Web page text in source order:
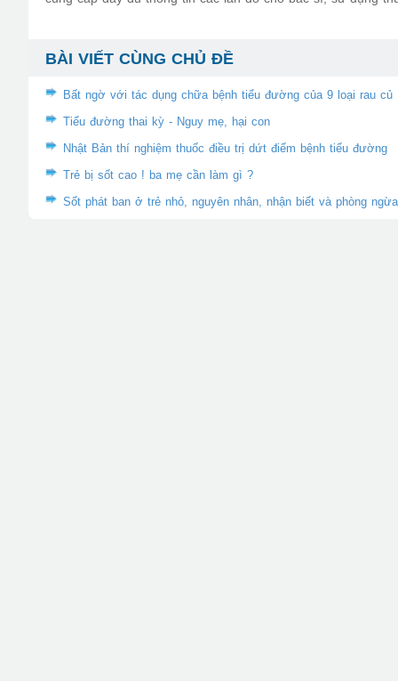
BÀI VIẾT CÙNG CHỦ ĐỀ
Bất ngờ với tác dụng chữa bệnh tiểu đường của 9 loại rau củ
Tiểu đường thai kỳ - Nguy mẹ, hại con
Nhật Bản thí nghiệm thuốc điều trị dứt điểm bệnh tiểu đường
Trẻ bị sốt cao ! ba mẹ cần làm gì ?
Sốt phát ban ở trẻ nhỏ, nguyên nhân, nhận biết và phòng ngừa